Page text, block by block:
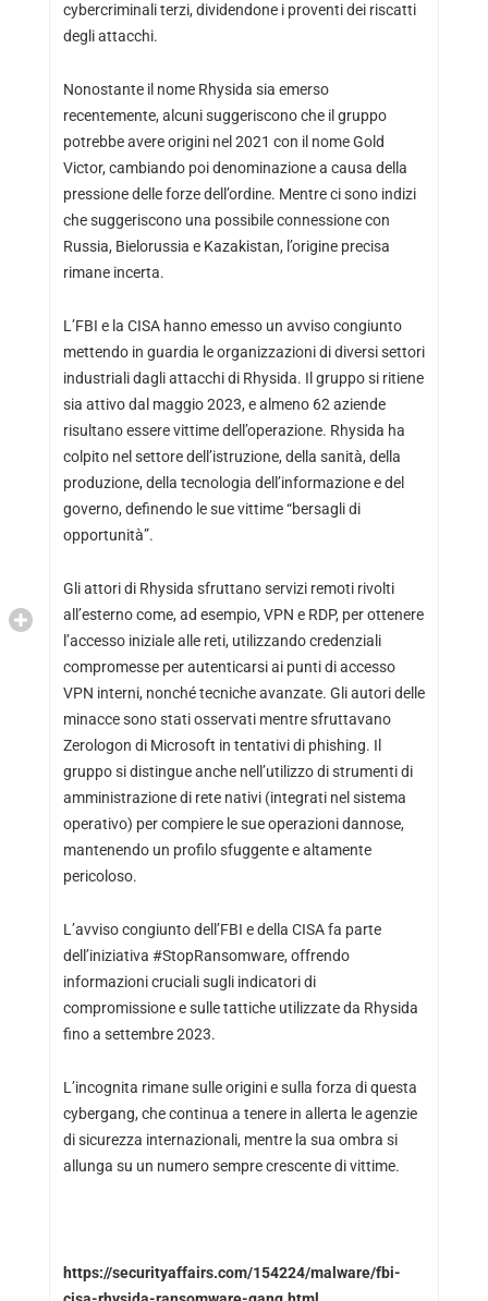
cybercriminali terzi, dividendone i proventi dei riscatti
degli attacchi.
Nonostante il nome Rhysida sia emerso
recentemente, alcuni suggeriscono che il gruppo
potrebbe avere origini nel 2021 con il nome Gold
Victor, cambiando poi denominazione a causa della
pressione delle forze dell’ordine. Mentre ci sono indizi
che suggeriscono una possibile connessione con
Russia, Bielorussia e Kazakistan, l’origine precisa
rimane incerta.
L’FBI e la CISA hanno emesso un avviso congiunto
mettendo in guardia le organizzazioni di diversi settori
industriali dagli attacchi di Rhysida. Il gruppo si ritiene
sia attivo dal maggio 2023, e almeno 62 aziende
risultano essere vittime dell’operazione. Rhysida ha
colpito nel settore dell’istruzione, della sanità, della
produzione, della tecnologia dell’informazione e del
governo, definendo le sue vittime “bersagli di
opportunità”.
Gli attori di Rhysida sfruttano servizi remoti rivolti
all’esterno come, ad esempio, VPN e RDP, per ottenere
l’accesso iniziale alle reti, utilizzando credenziali
compromesse per autenticarsi ai punti di accesso
VPN interni, nonché tecniche avanzate. Gli autori delle
minacce sono stati osservati mentre sfruttavano
Zerologon di Microsoft in tentativi di phishing. Il
gruppo si distingue anche nell’utilizzo di strumenti di
amministrazione di rete nativi (integrati nel sistema
operativo) per compiere le sue operazioni dannose,
mantenendo un profilo sfuggente e altamente
pericoloso.
L’avviso congiunto dell’FBI e della CISA fa parte
dell’iniziativa #StopRansomware, offrendo
informazioni cruciali sugli indicatori di
compromissione e sulle tattiche utilizzate da Rhysida
fino a settembre 2023.
L’incognita rimane sulle origini e sulla forza di questa
cybergang, che continua a tenere in allerta le agenzie
di sicurezza internazionali, mentre la sua ombra si
allunga su un numero sempre crescente di vittime.
https://securityaffairs.com/154224/malware/fbi-